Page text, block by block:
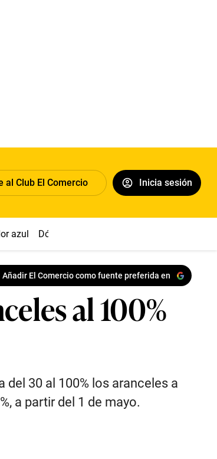
al Club El Comercio Inicia sesión
azul Dólar
Añadir El Comercio como fuente preferida en
al 100%
30 al 100% los aranceles a
a partir del 1 de mayo.